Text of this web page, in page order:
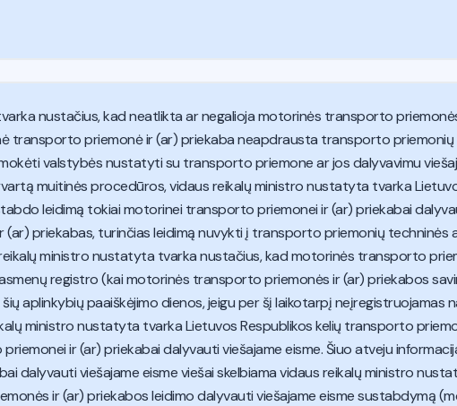
nustačius, kad neatlikta ar negalioja motorinės transporto
transporto priemonė ir (ar) priekaba neapdrausta transporto
valstybės nustatyti su transporto priemone ar jos dalyvavimu
muitinės procedūros, vidaus reikalų ministro nustatyta tvarka
leidimą tokiai motorinei transporto priemonei ir (ar) priekabai
priekabas, turinčias leidimą nuvykti į transporto priemonių techninės
ministro nustatyta tvarka nustačius, kad motorinės transporto
registro (kai motorinės transporto priemonės ir (ar) priekabos
aplinkybių paaiškėjimo dienos, jeigu per šį laikotarpį
ministro nustatyta tvarka Lietuvos Respublikos kelių transporto
ir (ar) priekabai dalyvauti viešajame eisme. Šiuo atveju
dalyvauti viešajame eisme viešai skelbiama vidaus reikalų ministro
ir (ar) priekabos leidimo dalyvauti viešajame eisme sustabdymą